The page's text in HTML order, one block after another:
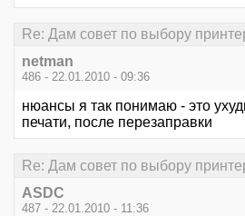
Re: Дам совет по выбору
netman
486 - 22.01.2010 - 09:36
нюансы я так понимаю - это
печати, после перезаправки
Re: Дам совет по выбору
ASDC
487 - 22.01.2010 - 11:36